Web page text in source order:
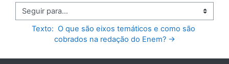
Seguir para...
Texto:  O que são eixos temáticos e como são
cobrados na redação do Enem? →